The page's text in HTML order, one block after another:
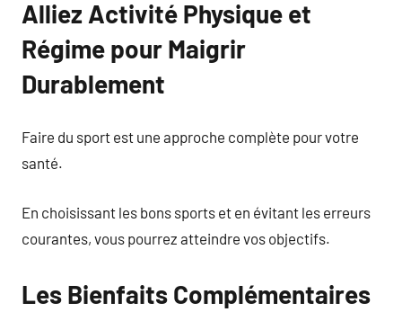
Alliez Activité Physique et
Régime pour Maigrir
Durablement
Faire du sport est une approche complète pour votre
santé.
En choisissant les bons sports et en évitant les erreurs
courantes, vous pourrez atteindre vos objectifs.
Les Bienfaits Complémentaires